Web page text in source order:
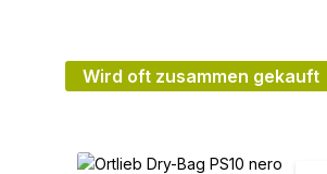
Wird oft zusammen gekauft